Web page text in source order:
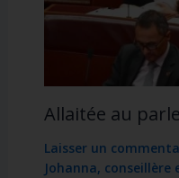
Allaitée au
Laisser un
Johanna,